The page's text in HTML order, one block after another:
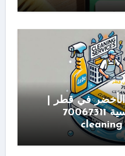
في قطر |
خدمة مميزة بأسعار تنافسية 70067311